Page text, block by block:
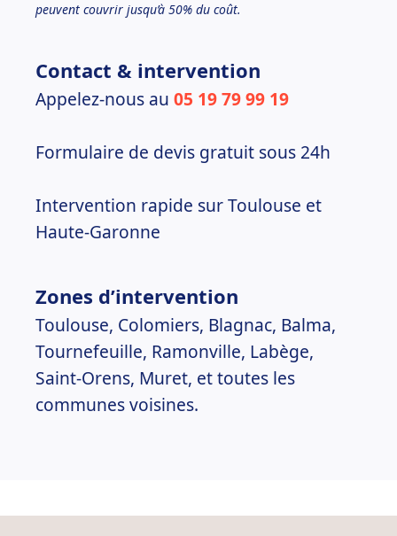
peuvent couvrir jusqu’à 50% du coût.
Contact & intervention
Appelez-nous au 05 19 79 99 19
Formulaire de devis gratuit sous 24h
Intervention rapide sur Toulouse et
Haute-Garonne
Zones d’intervention
Toulouse, Colomiers, Blagnac, Balma,
Tournefeuille, Ramonville, Labège,
Saint-Orens, Muret, et toutes les
communes voisines.